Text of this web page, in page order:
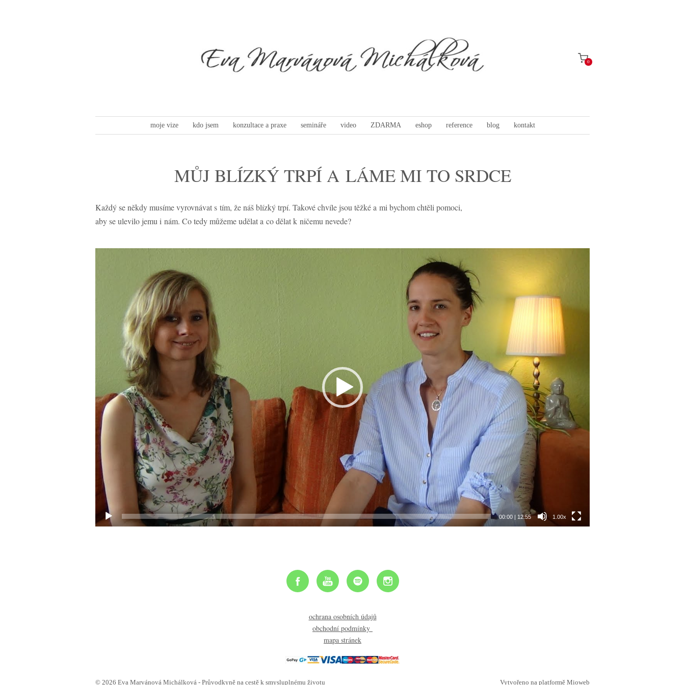
0
moje vize kdo jsem konzultace a praxe semináře video ZDARMA eshop reference blog kontakt
MŮJ BLÍZKÝ TRPÍ A LÁME MI TO SRDCE
Každý se někdy musíme vyrovnávat s tím, že náš blízký trpí. Takové chvíle jsou těžké a mi bychom chtěli pomoci,
aby se ulevilo jemu i nám. Co tedy můžeme udělat a co dělat k ničemu nevede?
00:00 | 12:55 1.00x
ochrana osobních údajů
obchodní podmínky
mapa stránek
© 2026 Eva Marvánová Michálková - Průvodkyně na cestě k smysluplnému životu Vytvořeno na platformě Mioweb